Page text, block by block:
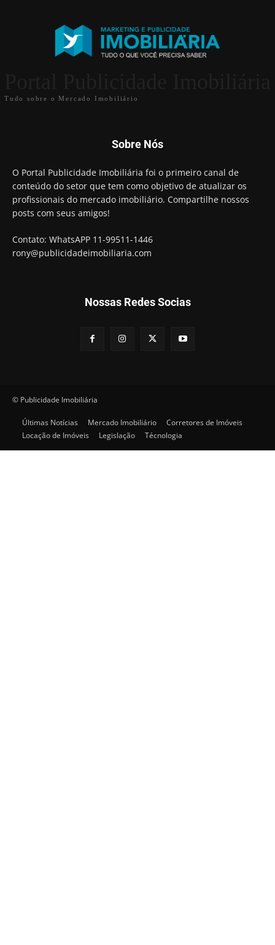
Tudo sobre o Mercado Imobiliário
Sobre Nós
O Portal Publicidade Imobiliária foi o primeiro canal de
conteúdo do setor que tem como objetivo de atualizar os
profissionais do mercado imobiliário. Compartilhe nossos
posts com seus amigos!
Contato: WhatsAPP 11-99511-1446
rony@publicidadeimobiliaria.com
Nossas Redes Socias
© Publicidade Imobiliária
Últimas Notícias Mercado Imobiliário
Corretores de Imóveis
Locação de Imóveis
Legislação Técnologia